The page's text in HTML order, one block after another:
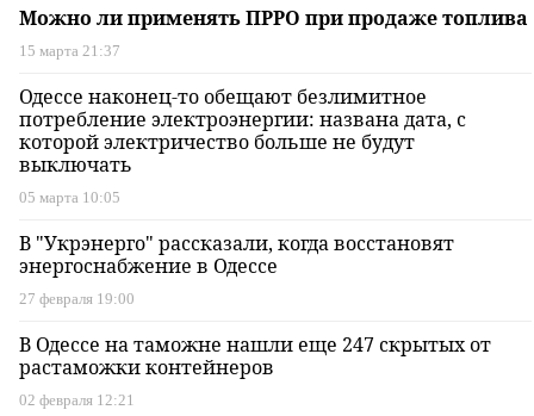
Можно ли применять ПРРО при продаже топлива
15 марта 21:37
Одессе наконец-то обещают безлимитное
потребление электроэнергии: названа дата, с
которой электричество больше не будут
выключать
05 марта 10:05
В "Укрэнерго" рассказали, когда восстановят
энергоснабжение в Одессе
27 февраля 19:00
В Одессе на таможне нашли еще 247 скрытых от
растаможки контейнеров
02 февраля 12:21